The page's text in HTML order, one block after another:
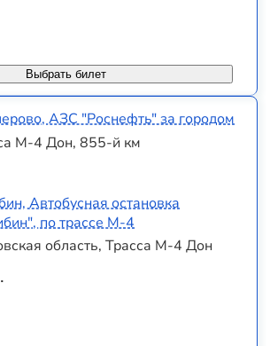
Выбрать билет
АЗС "Роснефть" за городом
М-4 Дон, 855-й км
Автобусная остановка
по трассе М-4
область, Трасса М-4 Дон